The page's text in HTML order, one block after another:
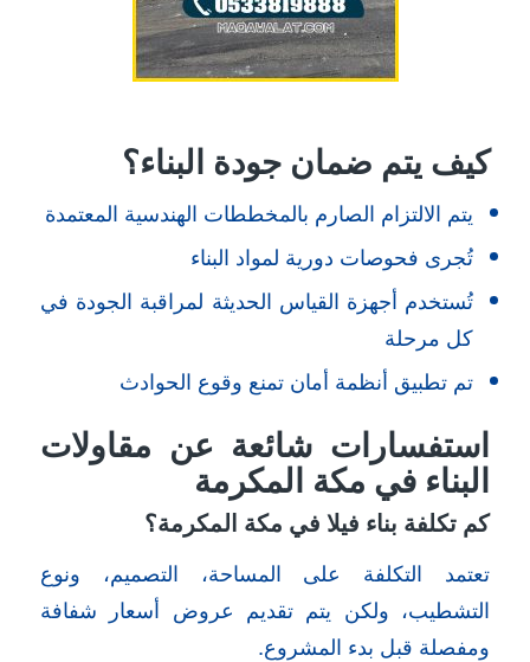
كيف يتم ضمان جودة البناء؟
يتم الالتزام الصارم بالمخططات الهندسية المعتمدة
تُجرى فحوصات دورية لمواد البناء
تُستخدم أجهزة القياس الحديثة لمراقبة الجودة في
كل مرحلة
تم تطبيق أنظمة أمان تمنع وقوع الحوادث
استفسارات شائعة عن مقاولات
البناء في مكة المكرمة
كم تكلفة بناء فيلا في مكة المكرمة؟
تعتمد التكلفة على المساحة، التصميم، ونوع
التشطيب، ولكن يتم تقديم عروض أسعار شفافة
ومفصلة قبل بدء المشروع.